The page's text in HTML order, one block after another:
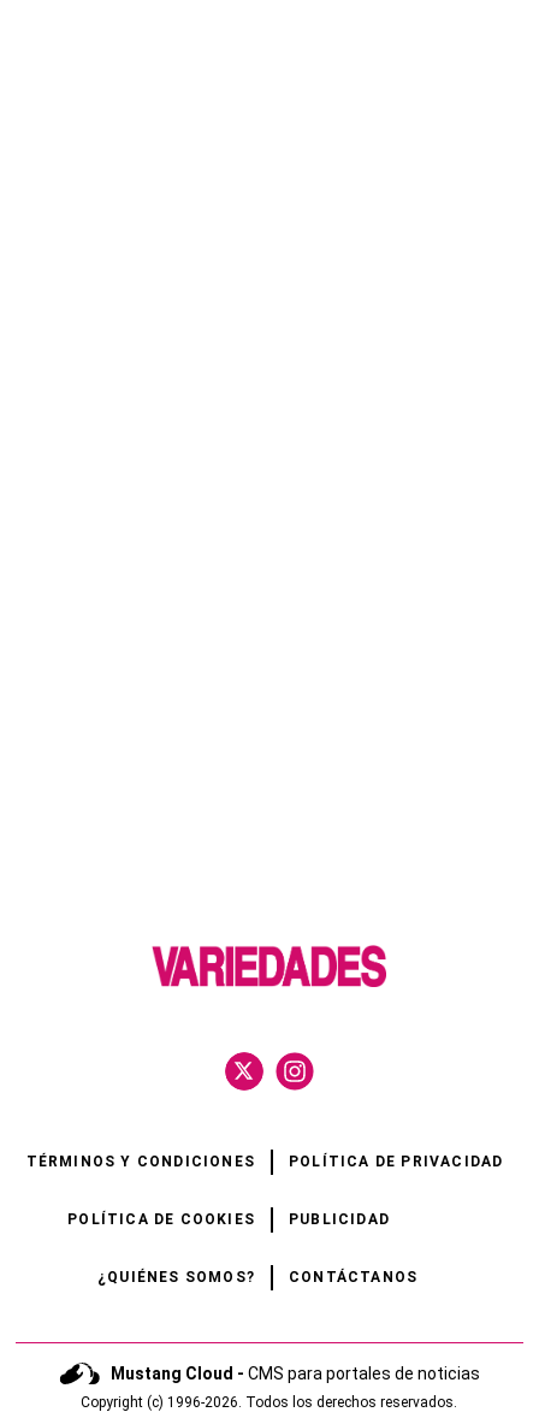
TÉRMINOS Y CONDICIONES POLÍTICA DE PRIVACIDAD
POLÍTICA DE COOKIES PUBLICIDAD
¿QUIÉNES SOMOS? CONTÁCTANOS
Mustang Cloud - CMS para portales de noticias
Copyright (c) 1996-2026. Todos los derechos reservados.